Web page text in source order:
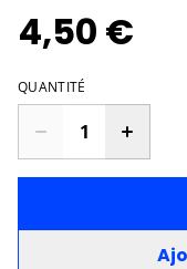
4,50 €
QUANTITÉ